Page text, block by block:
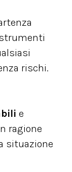
rischi.
e
ragione
situazione